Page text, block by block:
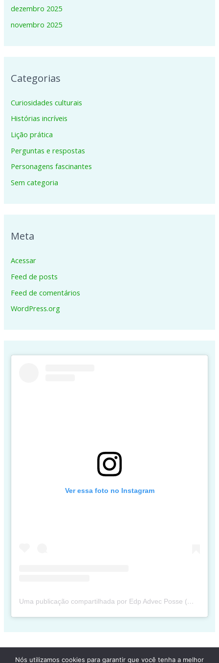
dezembro 2025
novembro 2025
Categorias
Curiosidades culturais
Histórias incríveis
Lição prática
Perguntas e respostas
Personagens fascinantes
Sem categoria
Meta
Acessar
Feed de posts
Feed de comentários
WordPress.org
Ver essa foto no Instagram
Uma publicação compartilhada por Edp Advec Posse (@edpadvecposse)
Nós utilizamos cookies para garantir que você tenha a melhor